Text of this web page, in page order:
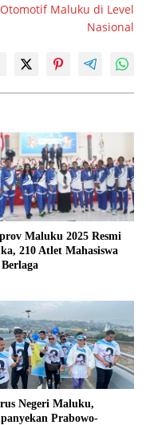
Otomotif Maluku di Level
Nasional
Maluku 2025 Resmi
210 Atlet Mahasiswa
Negeri Maluku,
Prabowo-